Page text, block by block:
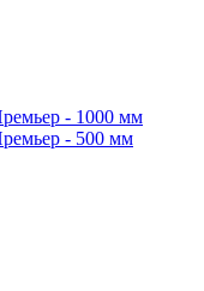
- 1000 мм
- 500 мм